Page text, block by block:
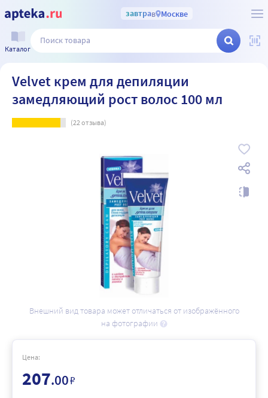
завтрав Москве
Каталог
Velvet крем для депиляции
замедляющий рост волос 100 мл
(22отзыва)
Внешний вид товара может отличаться от изображённого
на фотографии
Цена:
207.00₽